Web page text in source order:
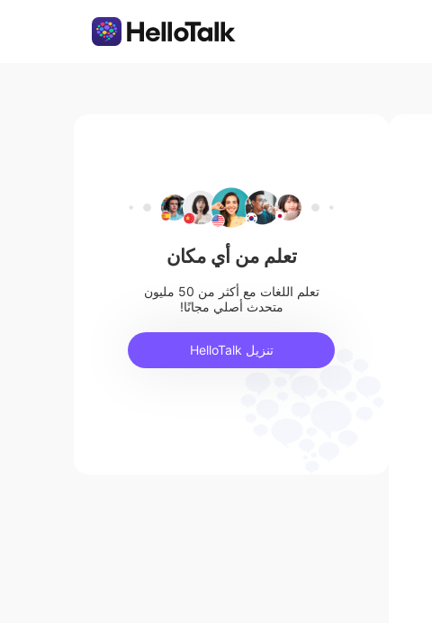
تعلم من أي مكان
تعلم اللغات مع أكثر من 50 مليون
متحدث أصلي مجانًا!
تنزيل HelloTalk